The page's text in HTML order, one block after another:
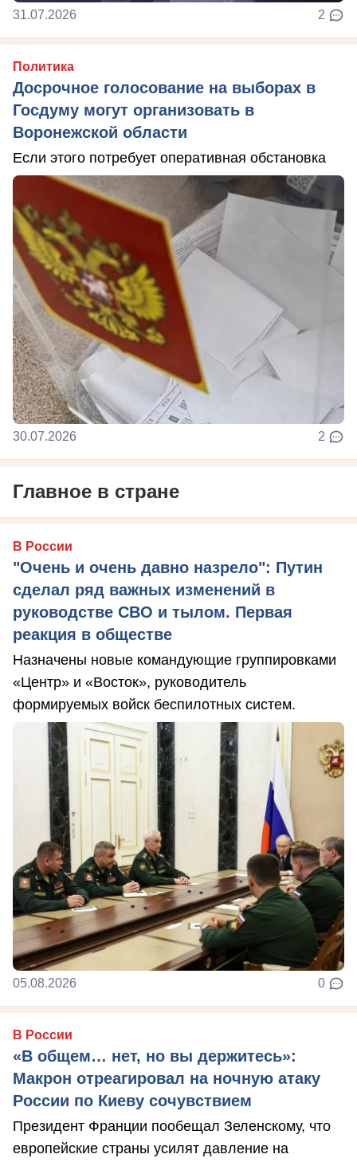
31.07.2026 2
Политика
Досрочное голосование на выборах в
Госдуму могут организовать в
Воронежской области
Если этого потребует оперативная обстановка
30.07.2026 2
Главное в стране
В России
"Очень и очень давно назрело": Путин
сделал ряд важных изменений в
руководстве СВО и тылом. Первая
реакция в обществе
Назначены новые командующие группировками
«Центр» и «Восток», руководитель
формируемых войск беспилотных систем.
05.08.2026 0
В России
«В общем… нет, но вы держитесь»:
Макрон отреагировал на ночную атаку
России по Киеву сочувствием
Президент Франции пообещал Зеленскому, что
европейские страны усилят давление на